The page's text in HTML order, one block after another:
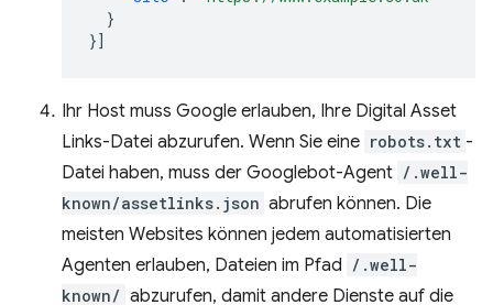
}
}]
Ihr Host muss Google erlauben, Ihre Digital Asset
Links-Datei abzurufen. Wenn Sie eine robots.txt -
Datei haben, muss der Googlebot-Agent /.well-
known/assetlinks.json abrufen können. Die
meisten Websites können jedem automatisierten
Agenten erlauben, Dateien im Pfad /.well-
known/ abzurufen, damit andere Dienste auf die